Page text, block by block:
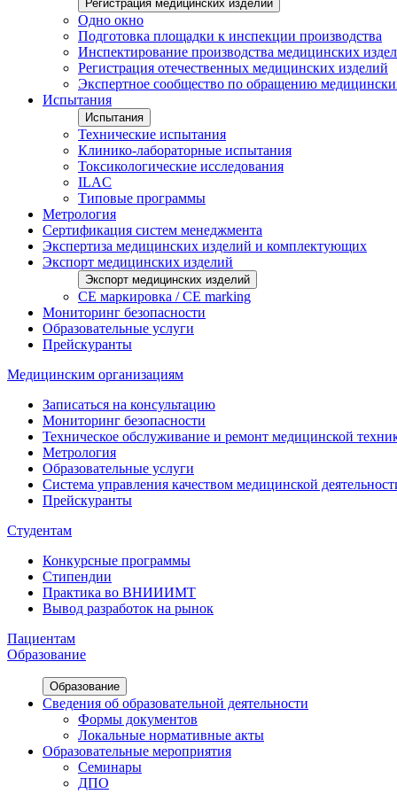
Регистрация медицинских изделий
Одно окно
Подготовка площадки к инспекции производства
Инспектирование производства медицинских
Регистрация отечественных медицинских изделий
Экспертное сообщество по обращению
Испытания
Испытания
Технические испытания
Клинико-лабораторные испытания
Токсикологические исследования
ILAС
Типовые программы
Метрология
Сертификация систем менеджмента
Экспертиза медицинских изделий и комплектующих
Экспорт медицинских изделий
Экспорт медицинских изделий
CE маркировка / CE marking
Мониторинг безопасности
Образовательные услуги
Прейскуранты
Медицинским организациям
Записаться на консультацию
Мониторинг безопасности
Техническое обслуживание и ремонт медицинской
Метрология
Образовательные услуги
Система управления качеством медицинской
Прейскуранты
Студентам
Конкурсные программы
Стипендии
Практика во ВНИИИМТ
Вывод разработок на рынок
Пациентам
Образование
Образование
Сведения об образовательной деятельности
Формы документов
Локальные нормативные акты
Образовательные мероприятия
Семинары
ДПО